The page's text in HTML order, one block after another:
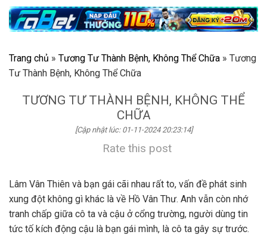
Trang chủ » Tương Tư Thành Bệnh, Không Thể Chữa » Tương
Tư Thành Bệnh, Không Thể Chữa
TƯƠNG TƯ THÀNH BỆNH, KHÔNG THỂ
CHỮA
[Cập nhật lúc: 01-11-2024 20:23:14]
Rate this post
Lâm Vân Thiên và bạn gái cãi nhau rất to, vấn đề phát sinh
xung đột không gì khác là về Hồ Vân Thư. Anh vẫn còn nhớ
tranh chấp giữa cô ta và cậu ở cổng trường, người dùng tin
tức tố kích động cậu là bạn gái mình, là cô ta gây sự trước.